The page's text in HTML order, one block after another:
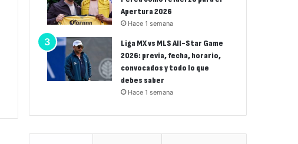
Apertura 2026
Hace 1 semana
Liga MX vs MLS All-Star Game
2026: previa, fecha, horario,
convocados y todo lo que
debes saber
Hace 1 semana